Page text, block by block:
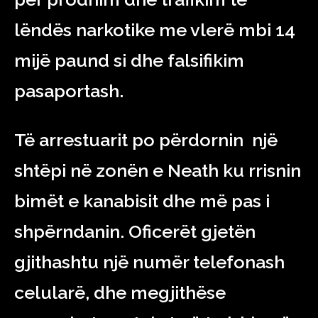
lëndës narkotike me vlerë mbi 14
mijë paund si dhe falsifikim
pasaportash.
Të arrestuarit po përdornin një
shtëpi në zonën e Neath ku rrisnin
bimët e kanabisit dhe më pas i
shpërndanin. Oficerët gjetën
gjithashtu një numër telefonash
celularë, dhe megjithëse